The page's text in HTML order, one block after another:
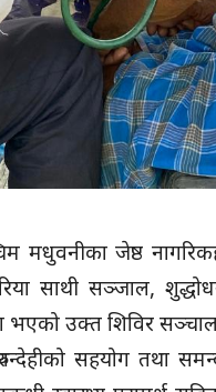
मधुवनीका जेष्ठ
साथी सञ्जाल,
भएको उक्त शिविर
सहयोग तथा